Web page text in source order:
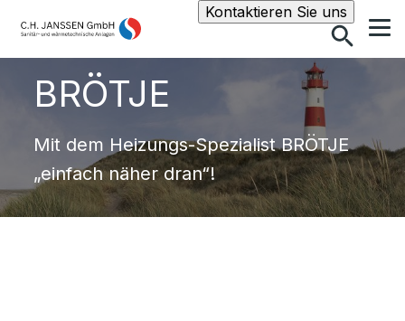
Kontaktieren Sie unsSuche
BRÖTJE
Mit dem Heizungs-Spezialist BRÖTJE
„einfach näher dran“!